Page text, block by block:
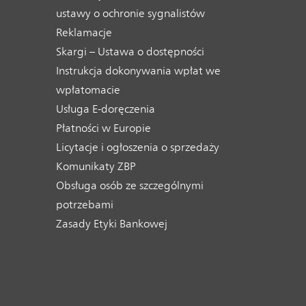
ustawy o ochronie sygnalistów
Reklamacje
Skargi – Ustawa o dostępności
Instrukcja dokonywania wpłat we
wpłatomacie
Usługa E-doręczenia
Płatności w Europie
Licytacje i ogłoszenia o sprzedaży
Komunikaty ZBP
Obsługa osób ze szczególnymi
potrzebami
Zasady Etyki Bankowej